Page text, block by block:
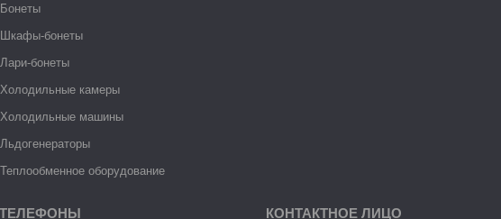
Бонеты
Шкафы-бонеты
Лари-бонеты
Холодильные камеры
Холодильные машины
Льдогенераторы
Теплообменное оборудование